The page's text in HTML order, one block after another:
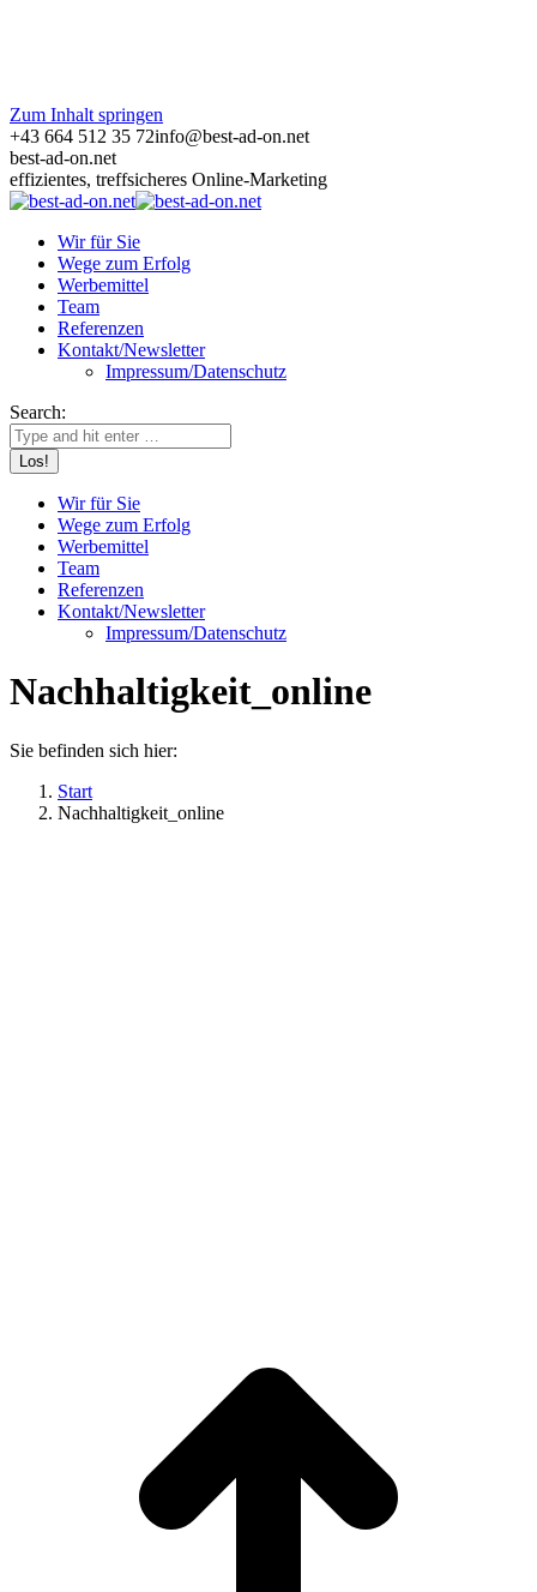
Zum Inhalt springen
+43 664 512 35 72info@best-ad-on.net
best-ad-on.net
effizientes, treffsicheres Online-Marketing
Wir für Sie
Wege zum Erfolg
Werbemittel
Team
Referenzen
Kontakt/Newsletter
Impressum/Datenschutz
Search:
Wir für Sie
Wege zum Erfolg
Werbemittel
Team
Referenzen
Kontakt/Newsletter
Impressum/Datenschutz
Nachhaltigkeit_online
Sie befinden sich hier:
Start
Nachhaltigkeit_online